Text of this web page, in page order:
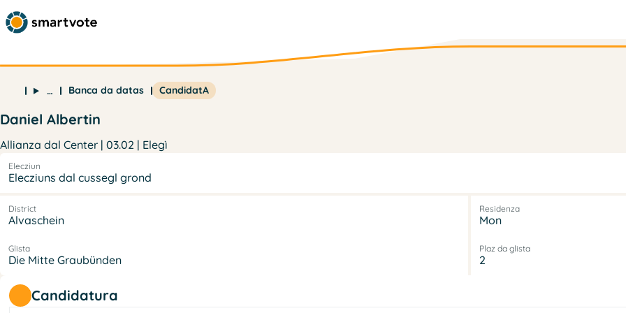
… Banca da datas CandidatA
Daniel Albertin
Allianza dal Center | 03.02 | Elegì
Elecziun
Elecziuns dal cussegl grond
District
Alvaschein
Residenza
Mon
Glista
Die Mitte Graubünden
Plaz da glista
2
Candidatura